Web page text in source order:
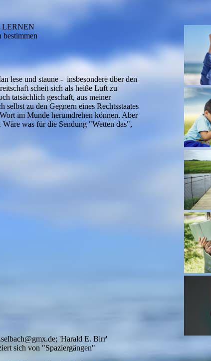
LERNEN
bestimmen
lese und staune - insbesondere über den
scheit sich als heiße Luft zu
tatsächlich geschaft, aus meiner
selbst zu den Gegnern eines Rechtsstaates
im Munde herumdrehen können. Aber
Wäre was für die Sendung "Wetten das",
'Harald E. Birr'
sich von "Spaziergängen"